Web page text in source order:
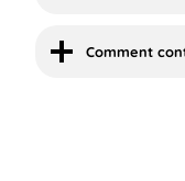
Comment